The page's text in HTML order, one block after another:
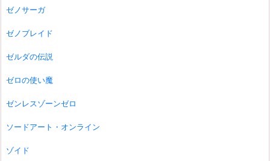
ゼノサーガ
ゼノブレイド
ゼルダの伝説
ゼロの使い魔
ゼンレスゾーンゼロ
ソードアート・オンライン
ゾイド